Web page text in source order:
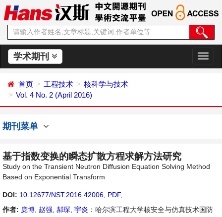
学术期刊
切
换
首页 工程技术
核科学与技术
Vol. 4 No. 2 (April 2016)
期刊菜单
基于指数变换的瞬态扩散方程求解方法研究
Study on the Transient Neutron Diffusion Equation Solving Method
Based on Exponential Transform
DOI: 10.12677/NST.2016.42006 PDF,
作者: 庞博 赵强 郝琛 宇炎 ：哈尔滨工程大学核安全与仿真技术国防